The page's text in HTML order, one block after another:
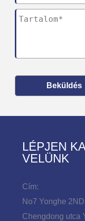
Beküldés
LÉPJEN
VELÜNK
Cím:
No7 Yonghe
Chengdong utca